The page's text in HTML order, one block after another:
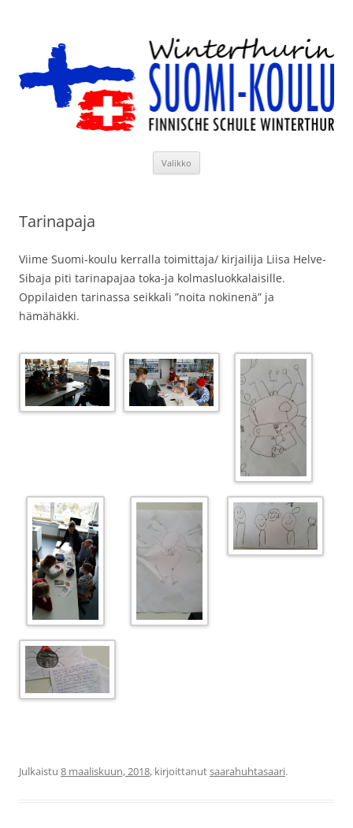
Valikko
Tarinapaja
Viime Suomi-koulu kerralla toimittaja/ kirjailija Liisa Helve-
Sibaja piti tarinapajaa toka-ja kolmasluokkalaisille.
Oppilaiden tarinassa seikkali ”noita nokinenä” ja
hämähäkki.
Julkaistu 8 maaliskuun, 2018, kirjoittanutsaarahuhtasaari.